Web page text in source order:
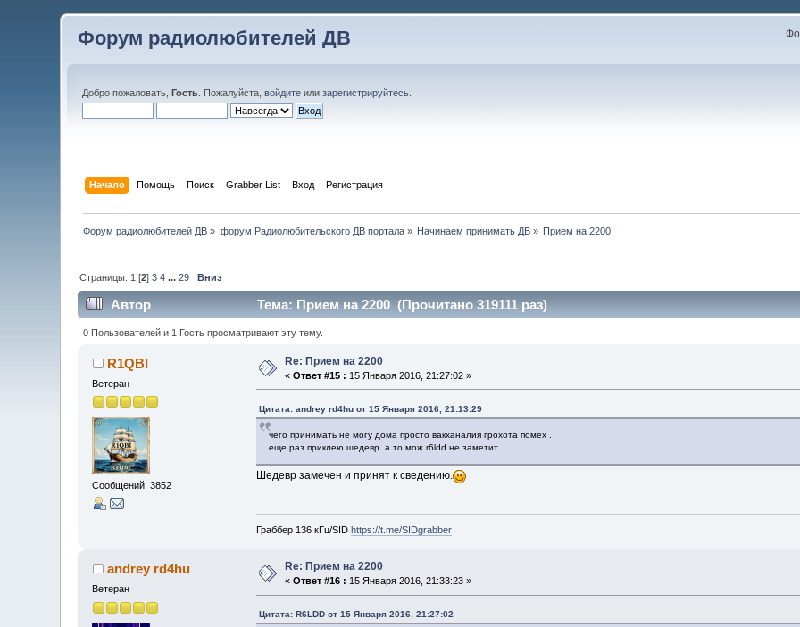
Форум радиолюбителей ДВ
Добро пожаловать,Гость . Пожалуйста,войдите илизарегистрируйтесь
Начало Помощь Поиск Grabber List Вход Регистрация
Форум радиолюбителей ДВ » форум Радиолюбительского ДВ портала» Начинаем принимать ДВ » Прием на 2200
Страницы: 1 [2]3 4 ...29 Вниз
Автор Тема: Прием на 2200 (Прочитано 319111 раз)
0 Пользователей и 1 Гость просматривают эту тему.
R1QBI
Ветеран
Сообщений: 3852
Re: Прием на 2200
«Ответ #15 : 15 Января 2016, 21:27:02 »
Цитата: andrey rd4hu от 15 Января 2016, 21:13:29
чего принимать не могу дома просто вакханалия грохота помех .
еще раз приклею шедевр а то мож r6ldd не заметит
Шедевр замечен и принят к сведению.
Граббер 136 кГц/SID https://t.me/SIDgrabber
andrey rd4hu
Ветеран
Re: Прием на 2200
«Ответ #16 : 15 Января 2016, 21:33:23 »
Цитата: R6LDD от 15 Января 2016, 21:27:02